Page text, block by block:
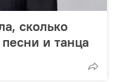
сколько
и танца